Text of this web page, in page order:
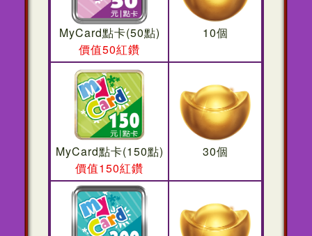
MyCard點卡(50點)
價值50紅鑽
10個
MyCard點卡(150點)
價值150紅鑽
30個